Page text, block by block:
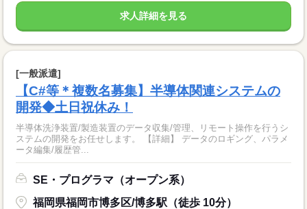
求人詳細を見る
[一般派遣]
【C#等＊複数名募集】半導体関連システムの
開発◆土日祝休み！
半導体洗浄装置/製造装置のデータ収集/管理、リモート操作を行うシ
ステムの開発をお任せします。 【詳細】 データのロギング、パラメ
ータ編集/履歴管...
SE・プログラマ（オープン系）
福岡県福岡市博多区/博多駅（徒歩 10分）